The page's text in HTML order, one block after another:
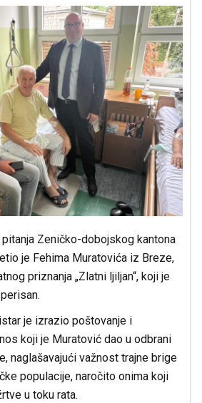
Zeničko-dobojskog kantona
je Fehima Muratovića iz Breze,
priznanja „Zlatni ljiljan“, koji je
je izrazio poštovanje i
koji je Muratović dao u odbrani
naglašavajući važnost trajne brige
populacije, naročito onima koji
u toku rata.